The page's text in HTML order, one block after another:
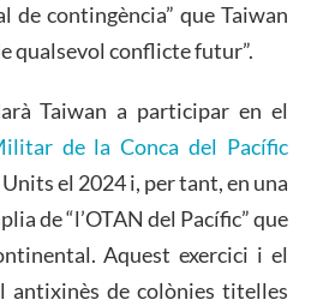
de contingència” que Taiwan
qualsevol conflicte futur”.
Taiwan a participar en el
de la Conca del Pacífic
el 2024 i, per tant, en una
de “l’OTAN del Pacífic” que
Aquest exercici i el
antixinès de colònies titelles